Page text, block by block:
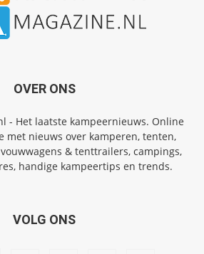
OVER ONS
- Het laatste kampeernieuws. Online
met nieuws over kamperen, tenten,
& tenttrailers, campings,
handige kampeertips en trends.
VOLG ONS